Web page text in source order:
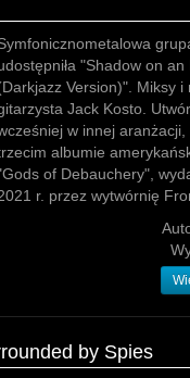
"Shadow on an
Version)". Miksy i
Jack Kosto.
w innej aranżacji,
albumie
of Debauchery",
r. przez wytwórnię
by Spies